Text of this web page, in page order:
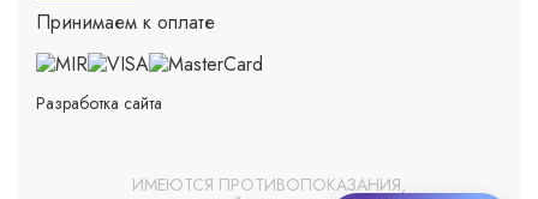
Принимаем к оплате
Разработка сайта
ИМЕЮТСЯ ПРОТИВОПОКАЗАНИЯ,